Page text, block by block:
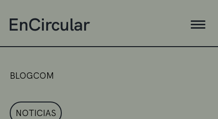
BLOGCOM
NOTICIAS